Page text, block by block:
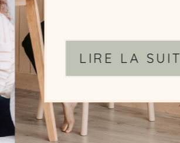
LIRE LA SUITE